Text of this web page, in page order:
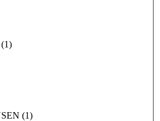
(1)
(1)